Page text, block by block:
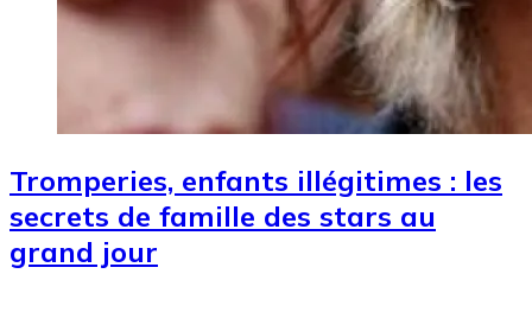
Tromperies, enfants illégitimes : les
secrets de famille des stars au
grand jour